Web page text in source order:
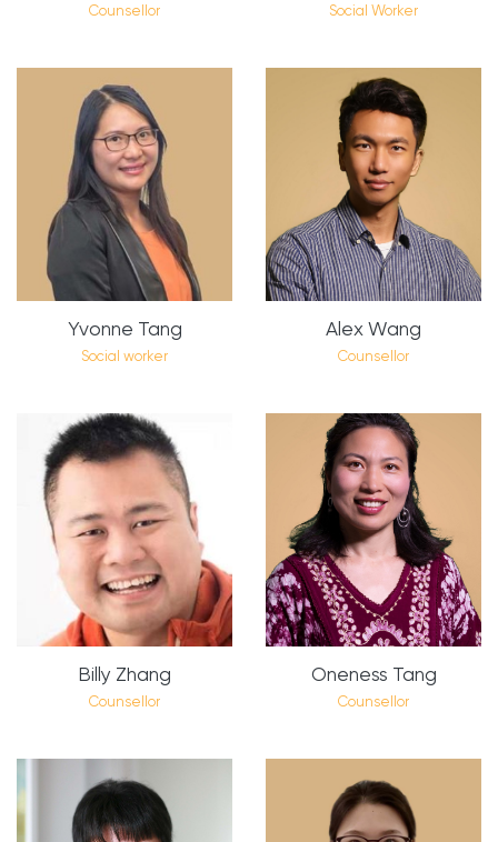
Counsellor Social Worker
Yvonne Tang
Social worker
Alex Wang
Counsellor
Billy Zhang
Counsellor
Oneness Tang
Counsellor